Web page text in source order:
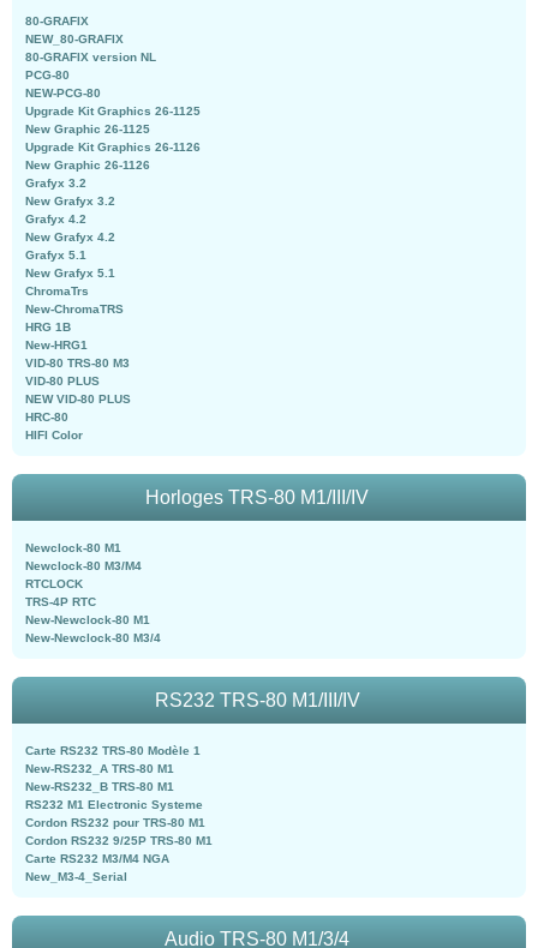
80-GRAFIX
NEW_80-GRAFIX
80-GRAFIX version NL
PCG-80
NEW-PCG-80
Upgrade Kit Graphics 26-1125
New Graphic 26-1125
Upgrade Kit Graphics 26-1126
New Graphic 26-1126
Grafyx 3.2
New Grafyx 3.2
Grafyx 4.2
New Grafyx 4.2
Grafyx 5.1
New Grafyx 5.1
ChromaTrs
New-ChromaTRS
HRG 1B
New-HRG1
VID-80 TRS-80 M3
VID-80 PLUS
NEW VID-80 PLUS
HRC-80
HIFI Color
Horloges TRS-80 M1/III/IV
Newclock-80 M1
Newclock-80 M3/M4
RTCLOCK
TRS-4P RTC
New-Newclock-80 M1
New-Newclock-80 M3/4
RS232 TRS-80 M1/III/IV
Carte RS232 TRS-80 Modèle 1
New-RS232_A TRS-80 M1
New-RS232_B TRS-80 M1
RS232 M1 Electronic Systeme
Cordon RS232 pour TRS-80 M1
Cordon RS232 9/25P TRS-80 M1
Carte RS232 M3/M4 NGA
New_M3-4_Serial
Audio TRS-80 M1/3/4